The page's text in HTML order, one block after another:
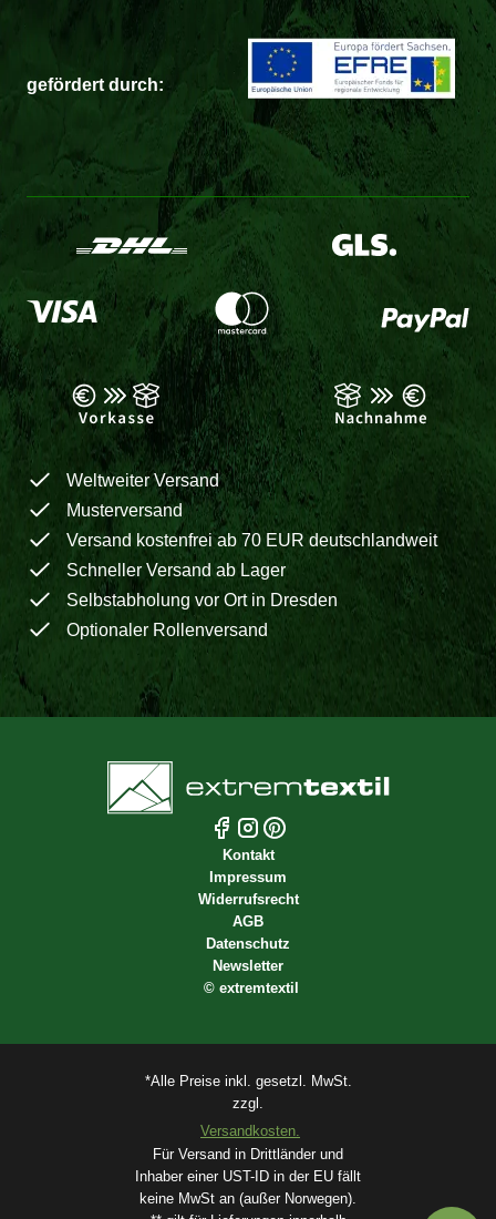
gefördert durch:
Weltweiter Versand
Musterversand
Versand kostenfrei ab 70 EUR deutschlandweit
Schneller Versand ab Lager
Selbstabholung vor Ort in Dresden
Optionaler Rollenversand
Kontakt
Impressum
Widerrufsrecht
AGB
Datenschutz
Newsletter
© extremtextil
*Alle Preise inkl. gesetzl. MwSt.
zzgl.
Versandkosten.
Für Versand in Drittländer und
Inhaber einer UST-ID in der EU fällt
keine MwSt an (außer Norwegen).